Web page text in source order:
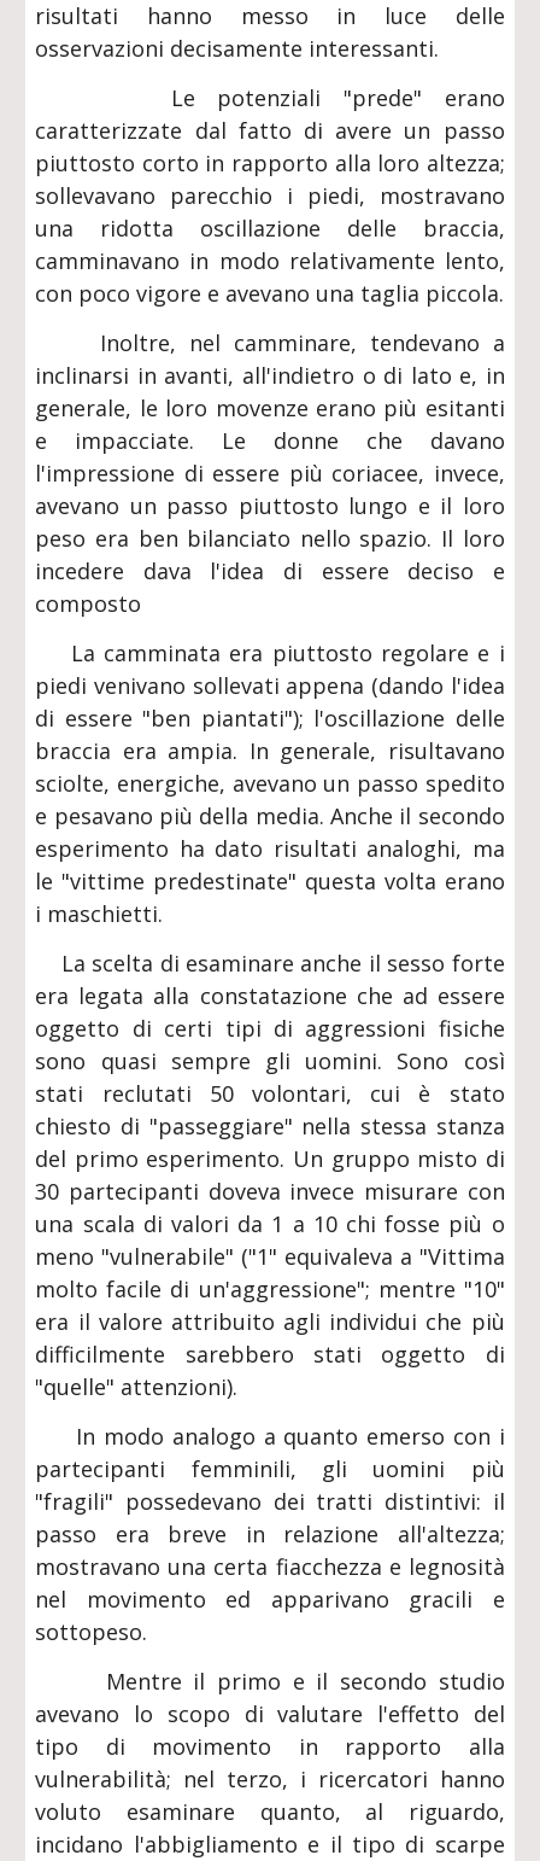
risultati hanno messo in luce delle
osservazioni decisamente interessanti.
Le potenziali "prede" erano
caratterizzate dal fatto di avere un passo
piuttosto corto in rapporto alla loro altezza;
sollevavano parecchio i piedi, mostravano
una ridotta oscillazione delle braccia,
camminavano in modo relativamente lento,
con poco vigore e avevano una taglia piccola.
Inoltre, nel camminare, tendevano a
inclinarsi in avanti, all'indietro o di lato e, in
generale, le loro movenze erano più esitanti
e impacciate. Le donne che davano
l'impressione di essere più coriacee, invece,
avevano un passo piuttosto lungo e il loro
peso era ben bilanciato nello spazio. Il loro
incedere dava l'idea di essere deciso e
composto
La camminata era piuttosto regolare e i
piedi venivano sollevati appena (dando l'idea
di essere "ben piantati"); l'oscillazione delle
braccia era ampia. In generale, risultavano
sciolte, energiche, avevano un passo spedito
e pesavano più della media. Anche il secondo
esperimento ha dato risultati analoghi, ma
le "vittime predestinate" questa volta erano
i maschietti.
La scelta di esaminare anche il sesso forte
era legata alla constatazione che ad essere
oggetto di certi tipi di aggressioni fisiche
sono quasi sempre gli uomini. Sono così
stati reclutati 50 volontari, cui è stato
chiesto di "passeggiare" nella stessa stanza
del primo esperimento. Un gruppo misto di
30 partecipanti doveva invece misurare con
una scala di valori da 1 a 10 chi fosse più o
meno "vulnerabile" ("1" equivaleva a "Vittima
molto facile di un'aggressione"; mentre "10"
era il valore attribuito agli individui che più
difficilmente sarebbero stati oggetto di
"quelle" attenzioni).
In modo analogo a quanto emerso con i
partecipanti femminili, gli uomini più
"fragili" possedevano dei tratti distintivi: il
passo era breve in relazione all'altezza;
mostravano una certa fiacchezza e legnosità
nel movimento ed apparivano gracili e
sottopeso.
Mentre il primo e il secondo studio
avevano lo scopo di valutare l'effetto del
tipo di movimento in rapporto alla
vulnerabilità; nel terzo, i ricercatori hanno
voluto esaminare quanto, al riguardo,
incidano l'abbigliamento e il tipo di scarpe